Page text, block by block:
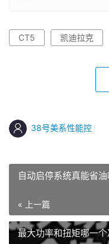
CT5 凯迪拉克
38号美系性能控
自动启停系统真能省油
« 上一篇
最大功率和扭矩哪一